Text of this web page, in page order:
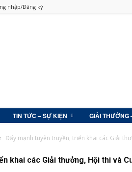
nhập/Đăng ký
TIN TỨC – SỰ KIỆN GIẢI THƯỞNG
Đẩy mạnh tuyên truyền, triển khai các Giải
khai các Giải thưởng, Hội thi và